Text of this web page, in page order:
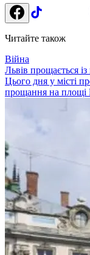
Читайте також
Війна
Львів прощається
Цього дня у місті
прощання на площі